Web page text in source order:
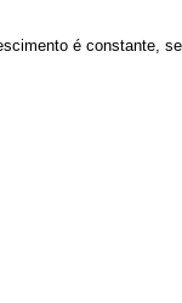
é constante,